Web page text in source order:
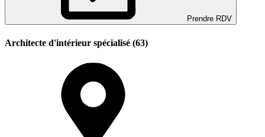
Prendre RDV
Architecte d'intérieur spécialisé (63)